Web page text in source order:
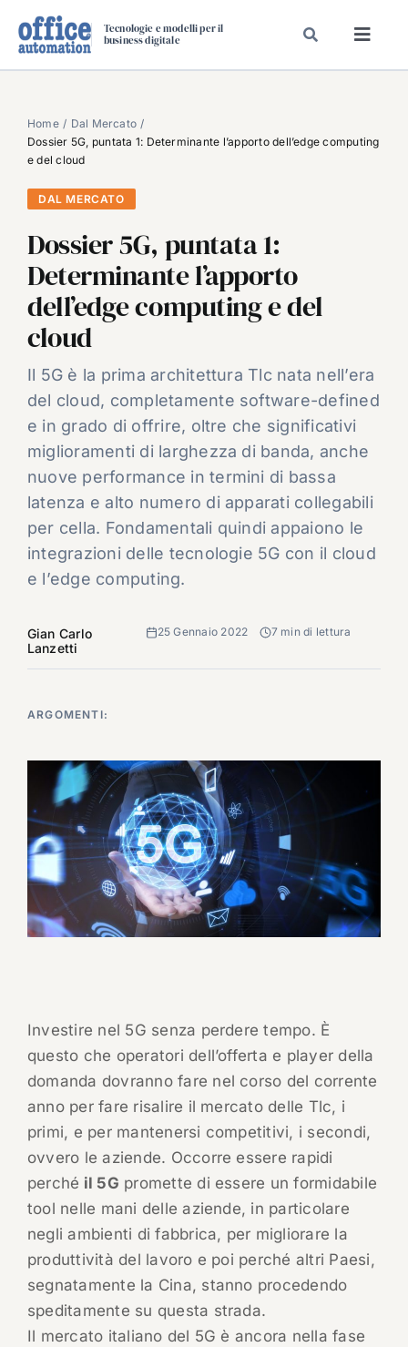
Tecnologie e modelli per il
business digitale
SPECIAL PAPER
TAVOLE ROTONDE DI REDAZIONE
DAL MERCATO
VIDEO
EVENTI
CHI SIAMO
Home
Dal Mercato
Dossier 5G, puntata 1: Determinante l’apporto dell’edge computing
e del cloud
DAL MERCATO
Dossier 5G, puntata 1:
Determinante l’apporto
dell’edge computing e del
cloud
Il 5G è la prima architettura Tlc nata nell’era
del cloud, completamente software-defined
e in grado di offrire, oltre che significativi
miglioramenti di larghezza di banda, anche
nuove performance in termini di bassa
latenza e alto numero di apparati collegabili
per cella. Fondamentali quindi appaiono le
integrazioni delle tecnologie 5G con il cloud
e l’edge computing.
Gian Carlo
Lanzetti
25 Gennaio 2022 7 min di lettura
ARGOMENTI:
Investire nel 5G senza perdere tempo. È
questo che operatori dell’offerta e player della
domanda dovranno fare nel corso del corrente
anno per fare risalire il mercato delle Tlc, i
primi, e per mantenersi competitivi, i secondi,
ovvero le aziende. Occorre essere rapidi
perché il 5G promette di essere un formidabile
tool nelle mani delle aziende, in particolare
negli ambienti di fabbrica, per migliorare la
produttività del lavoro e poi perché altri Paesi,
segnatamente la Cina, stanno procedendo
speditamente su questa strada.
Il mercato italiano del 5G è ancora nella fase